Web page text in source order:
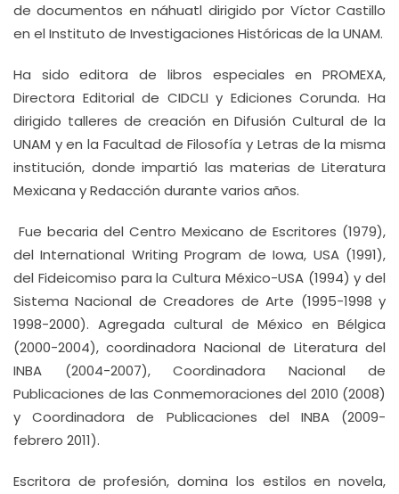
de documentos en náhuatl dirigido por Víctor Castillo
en el Instituto de Investigaciones Históricas de la UNAM.
Ha sido editora de libros especiales en PROMEXA,
Directora Editorial de CIDCLI y Ediciones Corunda. Ha
dirigido talleres de creación en Difusión Cultural de la
UNAM y en la Facultad de Filosofía y Letras de la misma
institución, donde impartió las materias de Literatura
Mexicana y Redacción durante varios años.
Fue becaria del Centro Mexicano de Escritores (1979),
del International Writing Program de Iowa, USA (1991),
del Fideicomiso para la Cultura México-USA (1994) y del
Sistema Nacional de Creadores de Arte (1995-1998 y
1998-2000). Agregada cultural de México en Bélgica
(2000-2004), coordinadora Nacional de Literatura del
INBA (2004-2007), Coordinadora Nacional de
Publicaciones de las Conmemoraciones del 2010 (2008)
y Coordinadora de Publicaciones del INBA (2009-
febrero 2011).
Escritora de profesión, domina los estilos en novela,